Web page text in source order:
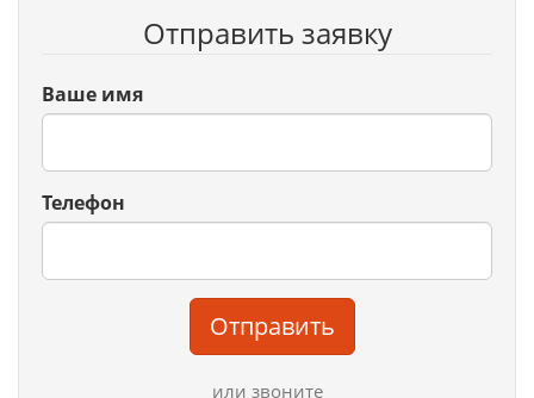
Отправить заявку
Ваше имя
Телефон
Отправить
или звоните